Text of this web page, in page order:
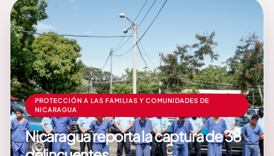
PROTECCIÓN A LAS FAMILIAS Y COMUNIDADES DE
NICARAGUA
Nicaragua reporta la captura de 38